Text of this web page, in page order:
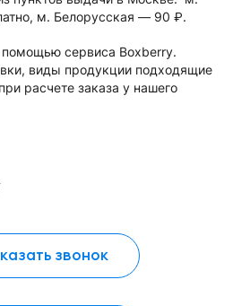
м. Белорусская — 90 руб..
сервиса Boxberry.
виды продукции подходящие
расчете заказа у нашего
звонок